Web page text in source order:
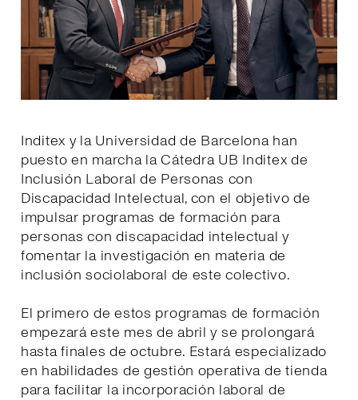
Inditex y la Universidad de Barcelona han
puesto en marcha la Cátedra UB Inditex de
Inclusión Laboral de Personas con
Discapacidad Intelectual, con el objetivo de
impulsar programas de formación para
personas con discapacidad intelectual y
fomentar la investigación en materia de
inclusión sociolaboral de este colectivo.
El primero de estos programas de formación
empezará este mes de abril y se prolongará
hasta finales de octubre. Estará especializado
en habilidades de gestión operativa de tienda
para facilitar la incorporación laboral de